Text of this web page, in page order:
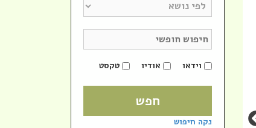
הרב בועז רויטל נתיב התורה כא
הרב רויטל בועז
וידאו אודיו טקסט
נקה חיפוש